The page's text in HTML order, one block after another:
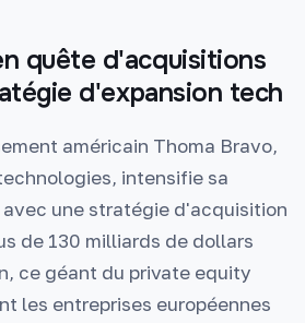
quête d'acquisitions
d'expansion tech
américain Thoma Bravo,
intensifie sa
avec une stratégie d'acquisition
de 130 milliards de dollars
ce géant du private equity
les entreprises européennes